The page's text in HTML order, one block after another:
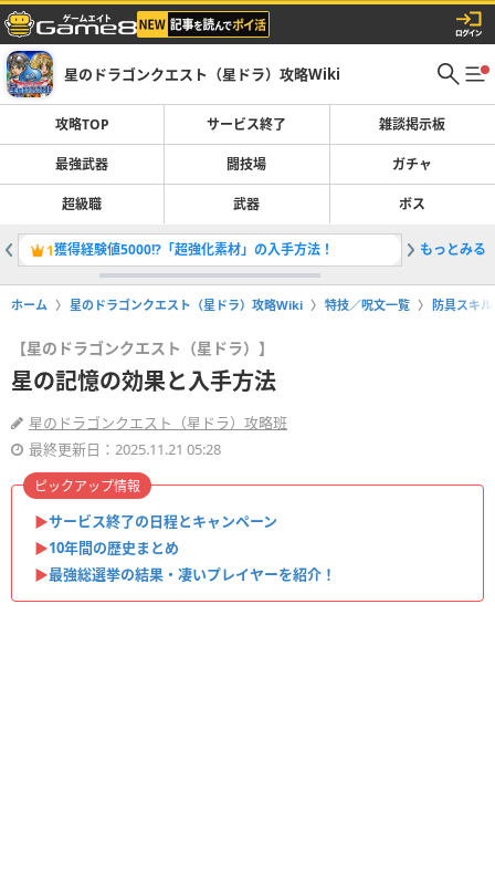
星のドラゴンクエスト（星ドラ）攻略Wiki
攻略TOP サービス終了 雑談掲示板
最強武器 闘技場 ガチャ
超級職 武器 ボス
1獲得経験値5000!?「超強化素材」の入手方法！ 2
もっとみる
ホーム 星のドラゴンクエスト（星ドラ）攻略Wiki 特技／呪文一覧 防具スキル
【星のドラゴンクエスト（星ドラ）】
星の記憶の効果と入手方法
星のドラゴンクエスト（星ドラ）攻略班
最終更新日：2025.11.21 05:28
▶︎サービス終了の日程とキャンペーン
▶︎10年間の歴史まとめ
▶︎最強総選挙の結果・凄いプレイヤーを紹介！
ピックアップ情報